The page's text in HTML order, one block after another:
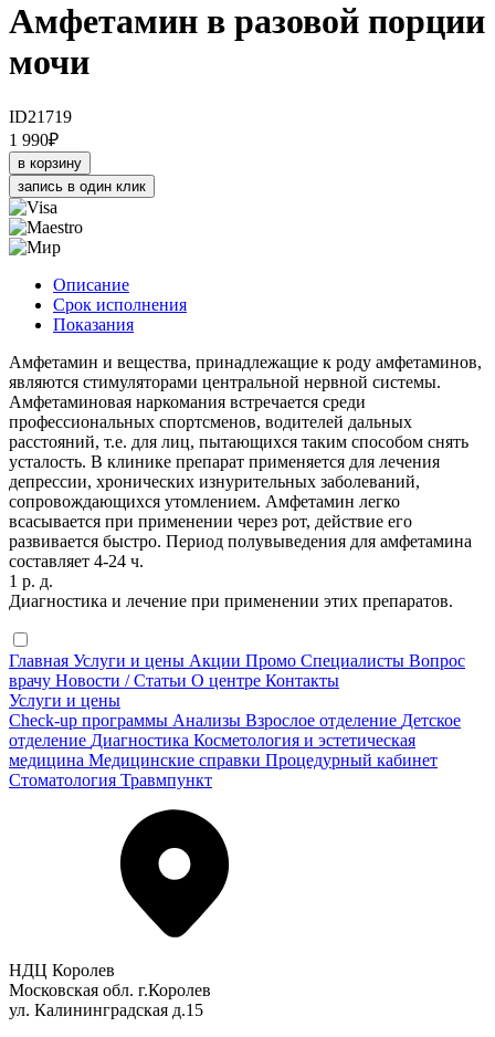
Амфетамин в разовой порции
мочи
ID21719
1 990₽
в корзину
запись в один клик
Описание
Срок исполнения
Показания
Амфетамин и вещества, принадлежащие к роду амфетаминов,
являются стимуляторами центральной нервной системы.
Амфетаминовая наркомания встречается среди
профессиональных спортсменов, водителей дальных
расстояний, т.е. для лиц, пытающихся таким способом снять
усталость. В клинике препарат применяется для лечения
депрессии, хронических изнурительных заболеваний,
сопровождающихся утомлением. Амфетамин легко
всасывается при применении через рот, действие его
развивается быстро. Период полувыведения для амфетамина
составляет 4-24 ч.
1 р. д.
Диагностика и лечение при применении этих препаратов.
Главная Услуги и цены Акции Промо Специалисты Вопрос
врачу Новости / Статьи О центре Контакты
Услуги и цены
Check-up программы Анализы Взрослое отделение Детское
отделение Диагностика Косметология и эстетическая
медицина Медицинские справки Процедурный кабинет
Стоматология Травмпункт
НДЦ Королев
Московская обл. г.Королев
ул. Калининградская д.15